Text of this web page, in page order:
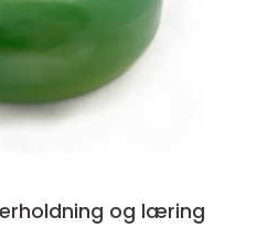
og læring